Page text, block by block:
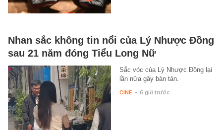
Nhan sắc không tin nổi của Lý Nhược Đồng
sau 21 năm đóng Tiểu Long Nữ
Sắc vóc của Lý Nhược Đồng lại
lần nữa gây bàn tán.
CINE - 6 giờ trước